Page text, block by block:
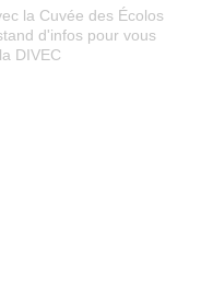
la Cuvée des Écolos
d'infos pour vous
DIVEC